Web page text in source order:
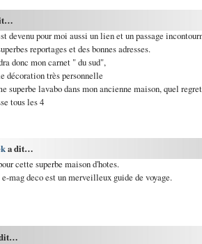
devenu pour moi aussi un lien et un passage
reportages et des bonnes adresses.
donc mon carnet " du sud",
décoration très personnelle
superbe lavabo dans mon ancienne maison, quel
tous les 4
a dit…
cette superbe maison d'hotes.
mag deco est un merveilleux guide de voyage.